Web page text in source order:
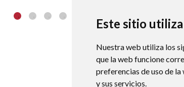
Este sitio
Nuestra web utiliza los
que la web funcione
preferencias de uso de la
y sus servicios.